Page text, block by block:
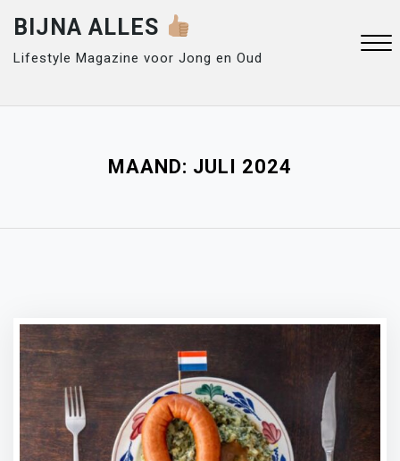
content
BIJNA ALLES
Lifestyle Magazine voor Jong en Oud
MAAND: JULI 2024